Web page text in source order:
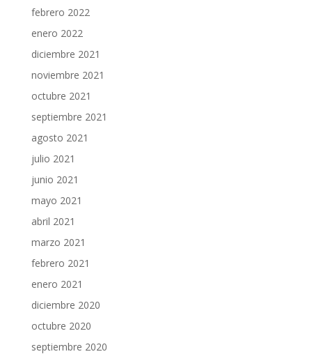
febrero 2022
enero 2022
diciembre 2021
noviembre 2021
octubre 2021
septiembre 2021
agosto 2021
julio 2021
junio 2021
mayo 2021
abril 2021
marzo 2021
febrero 2021
enero 2021
diciembre 2020
octubre 2020
septiembre 2020